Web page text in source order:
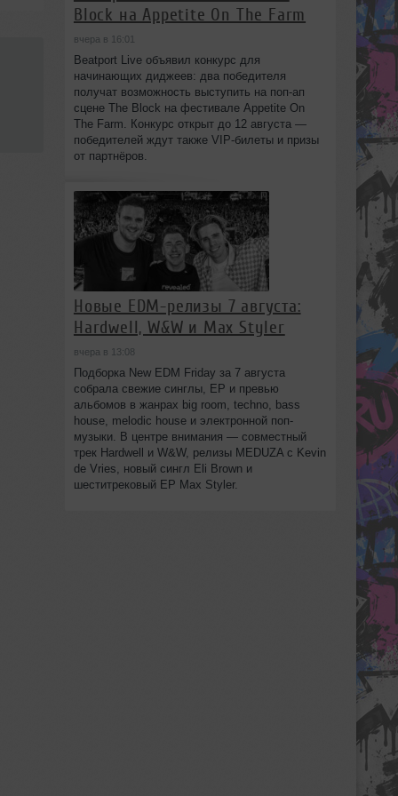
Block на Appetite On The Farm
вчера в 16:01
Beatport Live объявил конкурс для
начинающих диджеев: два победителя
получат возможность выступить на поп‑ап
сцене The Block на фестивале Appetite On
The Farm. Конкурс открыт до 12 августа —
победителей ждут также VIP‑билеты и призы
от партнёров.
Новые EDM-релизы 7 августа:
Hardwell, W&W и Max Styler
вчера в 13:08
Подборка New EDM Friday за 7 августа
собрала свежие синглы, EP и превью
альбомов в жанрах big room, techno, bass
house, melodic house и электронной поп-
музыки. В центре внимания — совместный
трек Hardwell и W&W, релизы MEDUZA с Kevin
de Vries, новый сингл Eli Brown и
шеститрековый EP Max Styler.